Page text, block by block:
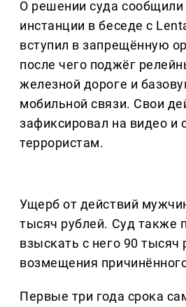
О решении суда сообщили
инстанции в беседе с
вступил в запрещённую
после чего поджёг
железной дороге и
мобильной связи. Свои
зафиксировал на видео и
террористам.
Ущерб от действий
тысяч рублей. Суд также
взыскать с него 90 тысяч
возмещения
Первые три года срока